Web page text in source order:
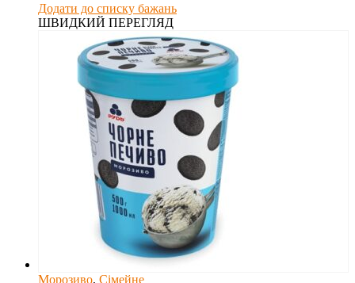
Додати до списку бажань
ШВИДКИЙ ПЕРЕГЛЯД
Морозиво, Сімейне